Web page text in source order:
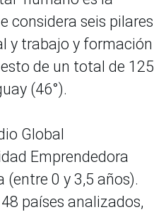
considera seis pilares
y trabajo y formación
de un total de 125
(46°).
Global
Emprendedora
0 y 3,5 años).
países analizados,